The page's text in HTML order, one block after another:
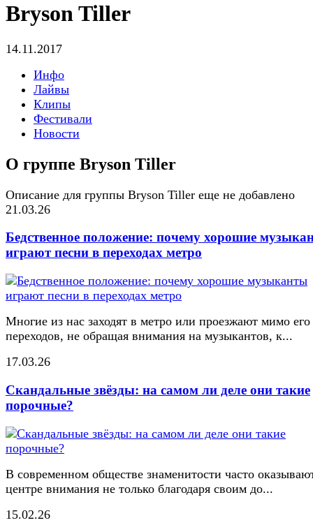
Bryson Tiller
14.11.2017
Инфо
Лайвы
Клипы
Фестивали
Новости
О группе Bryson Tiller
Описание для группы Bryson Tiller еще не добавлено
21.03.26
Бедственное положение: почему хорошие
играют песни в переходах метро
Многие из нас заходят в метро или проезжают мимо его
переходов, не обращая внимания на музыкантов, к...
17.03.26
Скандальные звёзды: на самом ли деле они такие
порочные?
В современном обществе знаменитости часто
центре внимания не только благодаря своим до...
15.02.26